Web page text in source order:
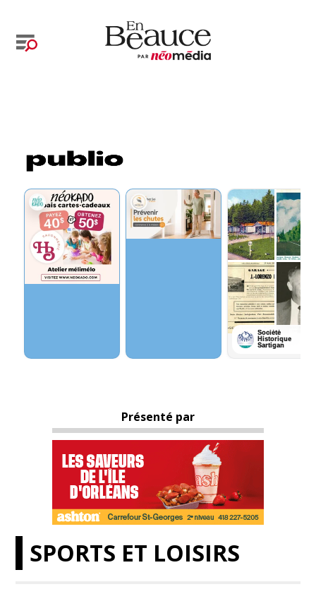
Présenté par
SPORTS ET LOISIRS